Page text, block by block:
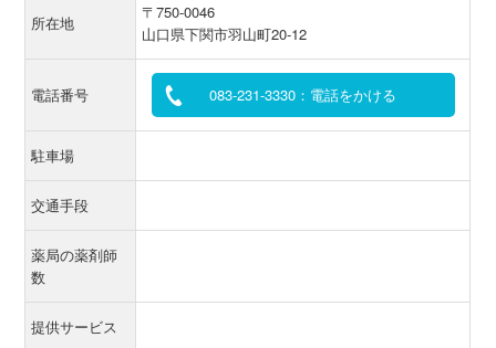
所在地
〒750-0046
山口県下関市羽山町20-12
電話番号 083-231-3330：電話をかける
駐車場
交通手段
薬局の薬剤師
数
提供サービス